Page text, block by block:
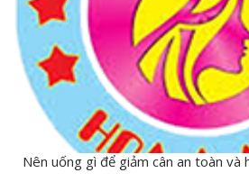
Nên uống gì để giảm cân an toàn và